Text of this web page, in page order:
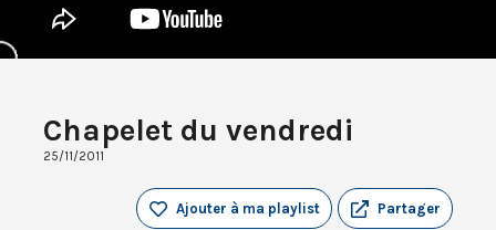
Chapelet du vendredi
25/11/2011
Partager
Ajouter à ma playlist